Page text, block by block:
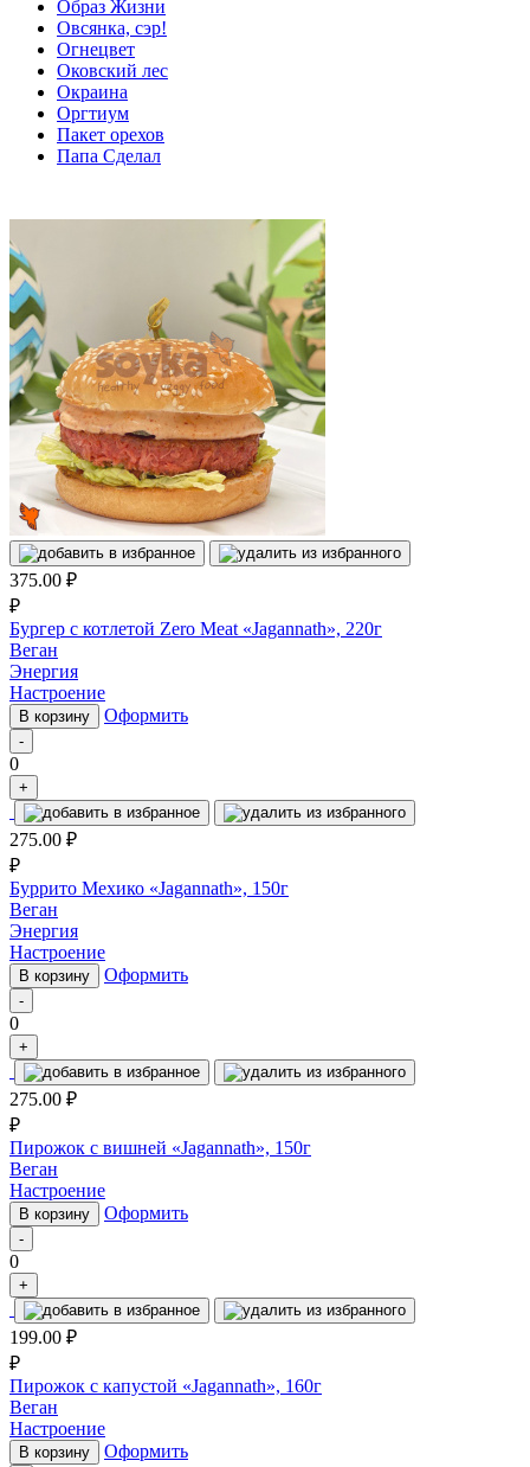
Образ Жизни
Овсянка, сэр!
Огнецвет
Оковский лес
Окраина
Оргтиум
Пакет орехов
Папа Сделал
375.00 ₽
₽
Бургер с котлетой Zero Meat «Jagannath», 220г
Веган
Энергия
Настроение
В корзину Оформить
-
0
+
275.00 ₽
₽
Буррито Мехико «Jagannath», 150г
Веган
Энергия
Настроение
В корзину Оформить
-
0
+
275.00 ₽
₽
Пирожок с вишней «Jagannath», 150г
Веган
Настроение
В корзину Оформить
-
0
+
199.00 ₽
₽
Пирожок с капустой «Jagannath», 160г
Веган
Настроение
В корзину Оформить